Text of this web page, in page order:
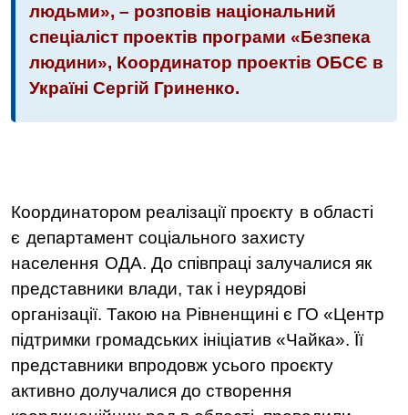
людьми», – розповів національний
спеціаліст проектів програми «Безпека
людини», Координатор проектів ОБСЄ в
Україні Сергій Гриненко.
Координатором реалізації проєкту в області
є департамент соціального захисту
населення ОДА. До співпраці залучалися як
представники влади, так і неурядові
організації. Такою на Рівненщині є ГО «Центр
підтримки громадських ініціатив «Чайка». Її
представники впродовж усього проєкту
активно долучалися до створення